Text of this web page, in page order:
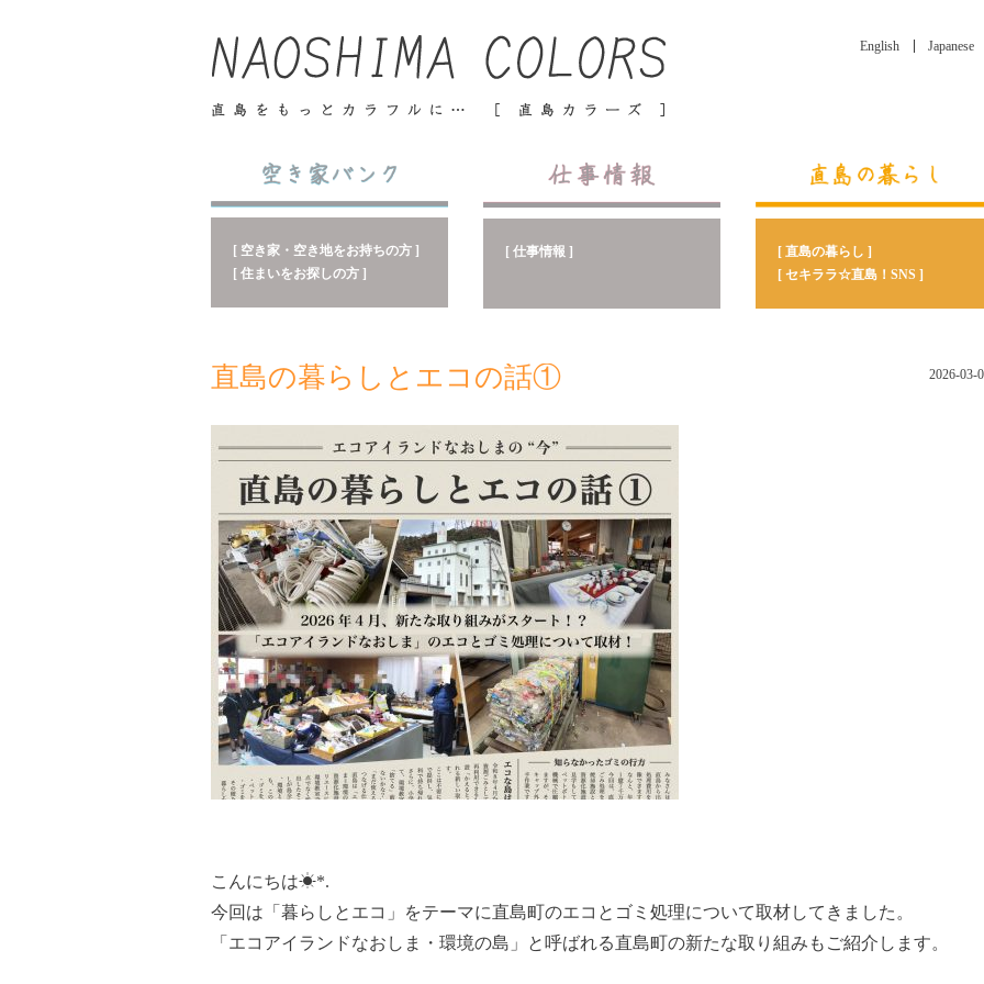
English Japanese
[ 空き家・空き地をお持ちの方 ]
[ 住まいをお探しの方 ]
[ 仕事情報 ]
[ 直島の暮らし ]
[ セキララ☆直島！SNS ]
直島の暮らしとエコの話① 2026-03-
こんにちは☀︎*.
今回は「暮らしとエコ」をテーマに直島町のエコとゴミ処理について取材してきました。
「エコアイランドなおしま・環境の島」と呼ばれる直島町の新たな取り組みもご紹介します。